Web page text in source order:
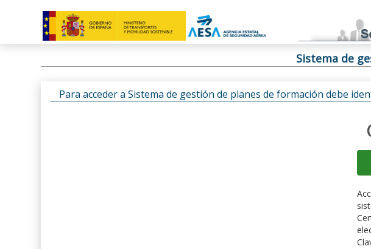
Sistema de
Para acceder a Sistema de gestión de planes de formación debe